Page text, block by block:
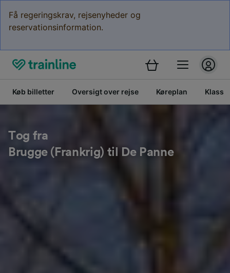
Få regeringskrav, rejsenyheder og
reservationsinformation.
Køb billetter Oversigt over rejse Køreplan
Tog fra
Brugge (Frankrig) til De Panne